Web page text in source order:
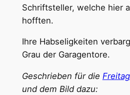
Schriftsteller, welche hier
hofften.
Ihre Habseligkeiten
Grau der Garagentore.
Geschrieben für die
und dem Bild dazu: